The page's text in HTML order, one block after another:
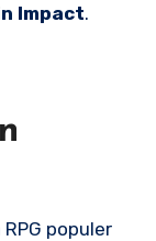
Impact.
populer